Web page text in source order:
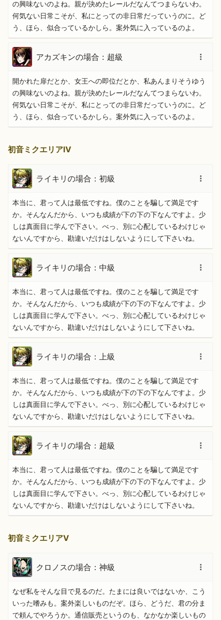
の興味ないのよね。親が決めたレールだなんてつまらないわ。
何気ない日常こそが、私にとっての非日常だっていうのに。ど
う、ほら、似合っているかしら。案外気に入っているのよ。
アカズキンの場合：超級
開かれた扉だとか、女王への即位だとか、私あんまりそうゆう
の興味ないのよね。親が決めたレールだなんてつまらないわ。
何気ない日常こそが、私にとっての非日常だっていうのに。ど
う、ほら、似合っているかしら。案外気に入っているのよ。
初音ミクエリアⅣ
ライキリの場合：初級
本当に、君って人は最低ですね。僕のことを騙して満足です
か。そんなんだから、いつも成績が下の下の下なんですよ。少
しは真面目に学んで下さい。べっ、別に心配しているわけじゃ
ないんですから、勘違いだけはしないようにして下さいね。
ライキリの場合：中級
本当に、君って人は最低ですね。僕のことを騙して満足です
か。そんなんだから、いつも成績が下の下の下なんですよ。少
しは真面目に学んで下さい。べっ、別に心配しているわけじゃ
ないんですから、勘違いだけはしないようにして下さいね。
ライキリの場合：上級
本当に、君って人は最低ですね。僕のことを騙して満足です
か。そんなんだから、いつも成績が下の下の下なんですよ。少
しは真面目に学んで下さい。べっ、別に心配しているわけじゃ
ないんですから、勘違いだけはしないようにして下さいね。
ライキリの場合：超級
本当に、君って人は最低ですね。僕のことを騙して満足です
か。そんなんだから、いつも成績が下の下の下なんですよ。少
しは真面目に学んで下さい。べっ、別に心配しているわけじゃ
ないんですから、勘違いだけはしないようにして下さいね。
初音ミクエリアⅤ
クロノスの場合：神級
なぜ私をそんな目で見るのだ。たまには良いではないか、こう
いった嗜みも。案外楽しいものだぞ。ほら、どうだ、君の分ま
で頼んでやろうか。通信販売というのも、なかなか楽しいもの